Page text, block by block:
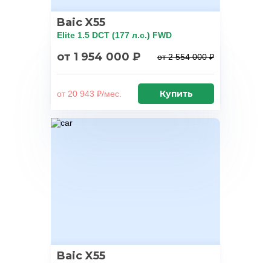
Baic X55
Elite 1.5 DCT (177 л.с.) FWD
от 1 954 000 ₽ от 2 554 000 ₽
от 20 943 ₽/мес. Купить
Baic X55